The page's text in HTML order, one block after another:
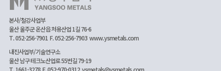
본사/철강사업부
울산 울주군 온산읍 처용산업 1길 76-6
T. 052-256-7901 F. 052-256-7903 www.ysmetals.com
내진사업부/기술연구소
울산 남구 테크노산업로 55번길 79-19
T. 1661-3278 F. 052-970-0312 ysmetals@ysmetals.com